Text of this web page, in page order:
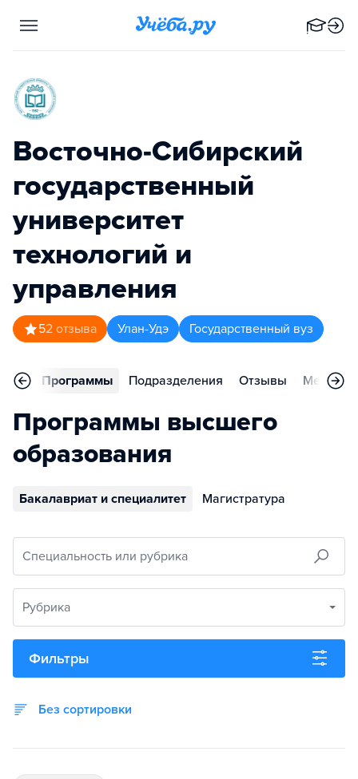
Восточно-Сибирский
государственный
университет
технологий и
управления
52 отзыва Улан-Удэ Государственный вуз
Программы Подразделения Отзывы
Программы высшего
образования
Бакалавриат и специалитет Магистратура
Специальность или рубрика
Рубрика
Фильтры
Без сортировки